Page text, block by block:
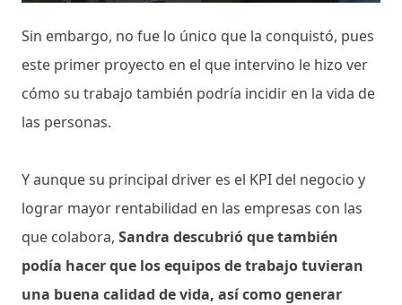
Sin embargo, no fue lo único que la conquistó, pues
este primer proyecto en el que intervino le hizo ver
cómo su trabajo también podría incidir en la vida de
las personas.
Y aunque su principal driver es el KPI del negocio y
lograr mayor rentabilidad en las empresas con las
que colabora, Sandra descubrió que también
podía hacer que los equipos de trabajo tuvieran
una buena calidad de vida, así como generar